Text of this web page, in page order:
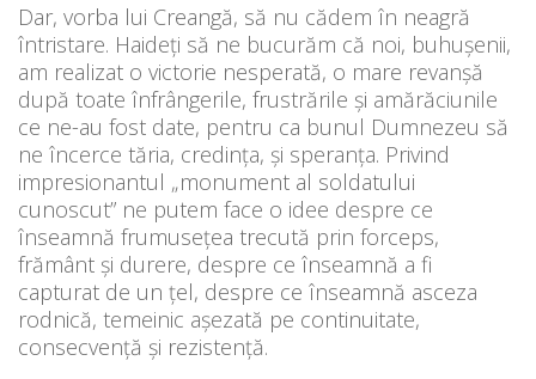
Dar, vorba lui Creangă, să nu cădem în neagră
întristare. Haideți să ne bucurăm că noi, buhușenii,
am realizat o victorie nesperată, o mare revanșă
după toate înfrângerile, frustrările și amărăciunile
ce ne-au fost date, pentru ca bunul Dumnezeu să
ne încerce tăria, credința, și speranța. Privind
impresionantul „monument al soldatului
cunoscut” ne putem face o idee despre ce
înseamnă frumusețea trecută prin forceps,
frământ și durere, despre ce înseamnă a fi
capturat de un țel, despre ce înseamnă asceza
rodnică, temeinic așezată pe continuitate,
consecvență și rezistență.